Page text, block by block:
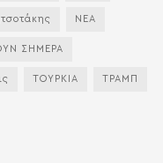
ΝΕΑ
ΣΗΜΕΡΑ
ΤΟΥΡΚΙΑ ΤΡΑΜΠ